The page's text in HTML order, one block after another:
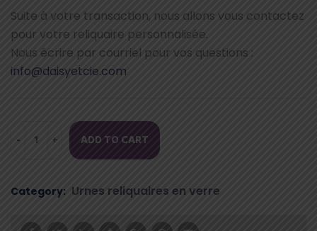
Suite à votre transaction, nous allons vous contactez
pour votre reliquaire personnalisée.
Nous écrire par courriel pour vos questions :
info@daisyetcie.com
RELIQUAIRE
VERRE
PERPETUM
LeClair
ADD TO CART
Category: Urnes reliquaires en verre